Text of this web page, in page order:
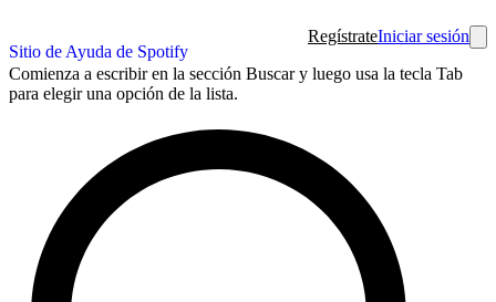
Sitio de Ayuda de Spotify
RegístrateIniciar sesión
Comienza a escribir en la sección Buscar y luego usa la tecla Tab
para elegir una opción de la lista.